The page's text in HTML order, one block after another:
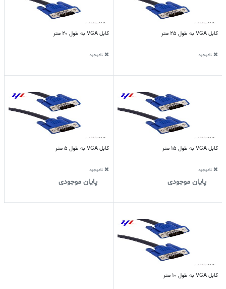
کابل VGA به طول 25 متر
ناموجود
کابل VGA به طول 20 متر
ناموجود
کابل VGA به طول 15 متر
ناموجود
پایان موجودی
کابل VGA به طول 5 متر
ناموجود
پایان موجودی
کابل VGA به طول 10 متر